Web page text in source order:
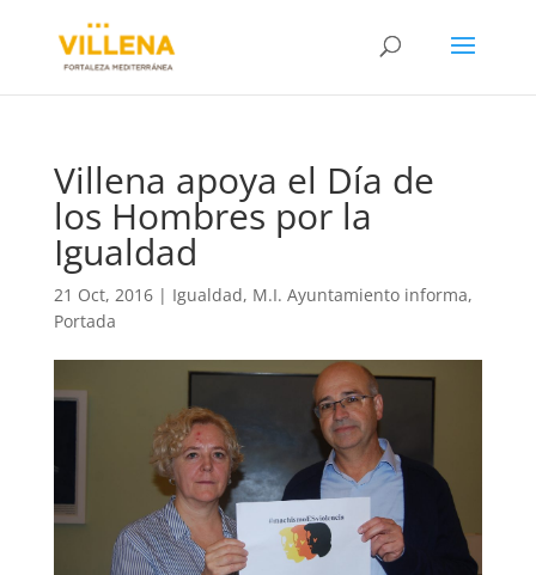
Villena apoya el Día de
los Hombres por la
Igualdad
21 Oct, 2016| Igualdad, M.I. Ayuntamiento informa,
Portada